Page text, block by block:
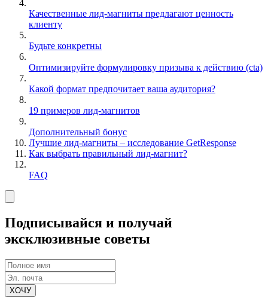
Качественные лид-магниты предлагают ценность
клиенту
Будьте конкретны
Оптимизируйте формулировку призыва к действию (cta)
Какой формат предпочитает ваша аудитория?
19 примеров лид-магнитов
Дополнительный бонус
Лучшие лид-магниты – исследование GetResponse
Как выбрать правильный лид-магнит?
FAQ
Подписывайся и получай
эксклюзивные советы
ХОЧУ